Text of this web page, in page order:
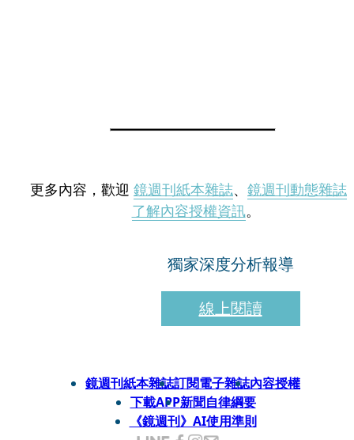
更多內容，歡迎 鏡週刊紙本雜誌、 鏡週刊動態雜誌
了解內容授權資訊。
獨家深度分析報導
線上閱讀
鏡週刊紙本雜誌訂閱電子雜誌內容授權
下載APP新聞自律綱要
《鏡週刊》AI使用準則